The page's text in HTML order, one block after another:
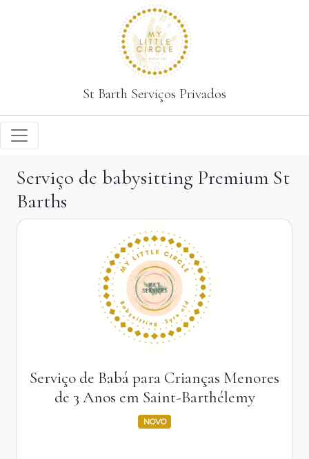
St Barth Serviços Privados
Serviço de babysitting Premium St
Barths
Serviço de Babá para Crianças Menores
de 3 Anos em Saint-Barthélemy
NOVO